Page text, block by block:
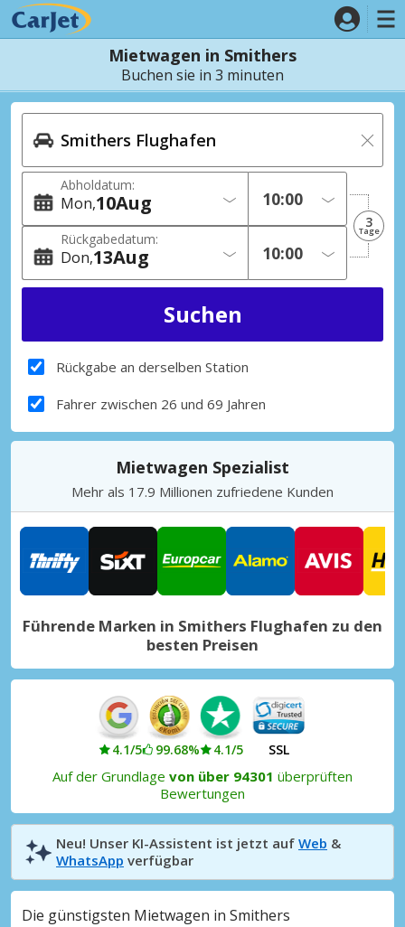
Mietwagen in Smithers
Buchen sie in 3 minuten
Abholdatum:
Mon 10Aug
Rückgabedatum:
Don 13Aug
3
Tage
Rückgabe an derselben Station
Fahrer zwischen 26 und 69 Jahren
Mietwagen Spezialist
Mehr als 17.9 Millionen zufriedene Kunden
Führende Marken in Smithers Flughafen zu den
besten Preisen
4.1/5 99.68% 4.1/5 SSL
Auf der Grundlage von über 94301 überprüften
Bewertungen
Neu! Unser KI-Assistent ist jetzt auf Web &
WhatsApp verfügbar
Die günstigsten Mietwagen in Smithers